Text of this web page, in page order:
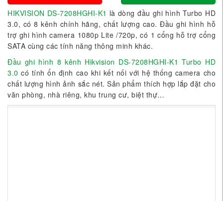
HIKVISION DS-7208HGHI-K1 là dòng đầu ghi hình Turbo HD
3.0, có 8 kênh chính hãng, chất lượng cao. Đầu ghi hình hỗ
trợ ghi hình camera 1080p Lite /720p, có 1 cổng hỗ trợ cổng
SATA cùng các tính năng thông minh khác.
Đầu ghi hình 8 kênh Hikvision DS-7208HGHI-K1 Turbo HD
3.0 có tính ổn định cao khi kết nối với hệ thống camera cho
chất lượng hình ảnh sắc nét. Sản phẩm thích hợp lắp đặt cho
văn phòng, nhà riêng, khu trung cư, biệt thự…